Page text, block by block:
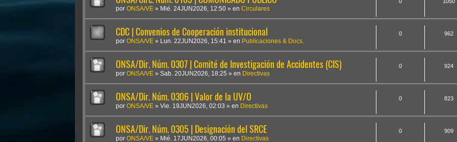
por ONSA/VE » Mié. 24JUN2026, 12:50 » en Circulares
CDC | Convenios de Cooperación institucional
por ONSA/VE » Lun. 22JUN2026, 15:41 » en Publicaciones & Docs.
0 962
ONSA/Dir. Núm. 0307 | Comité de Investigación de Accidentes (CIS)
por ONSA/VE » Sab. 20JUN2026, 18:25 » en Directivas
0 924
ONSA/Dir. Núm. 0306 | Valor de la UV/O
por ONSA/VE » Vie. 19JUN2026, 02:03 » en Directivas
0 823
ONSA/Dir. Núm. 0305 | Designación del SRCE
por ONSA/VE » Mié. 17JUN2026, 00:05 » en Directivas
0 909